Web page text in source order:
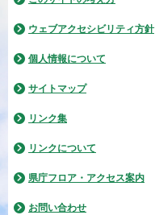
ウェブアクセシビリティ方針
個人情報について
サイトマップ
リンク集
リンクについて
県庁フロア・アクセス案内
お問い合わせ